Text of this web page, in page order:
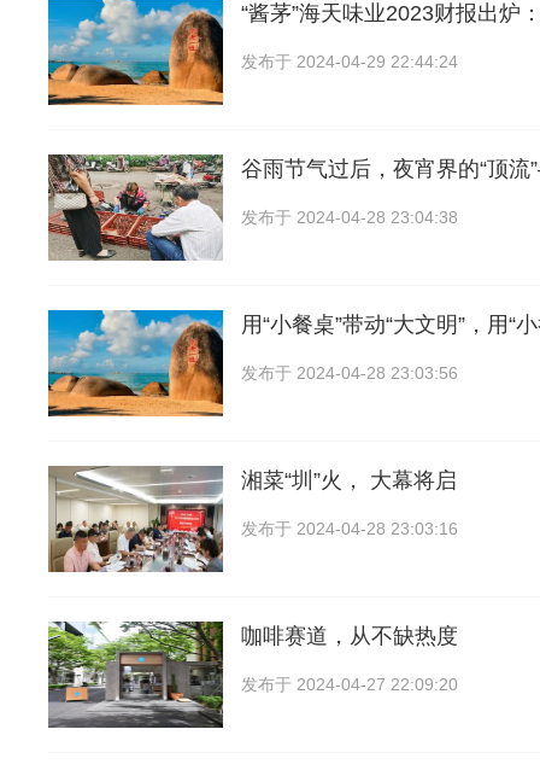
“酱茅”海天味业2023财报出炉
发布于 2024-04-29 22:44:24
谷雨节气过后，夜宵界的“顶
发布于 2024-04-28 23:04:38
用“小餐桌”带动“大文明”，用“
发布于 2024-04-28 23:03:56
湘菜“圳”火， 大幕将启
发布于 2024-04-28 23:03:16
咖啡赛道，从不缺热度
发布于 2024-04-27 22:09:20